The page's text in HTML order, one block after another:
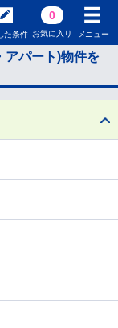
た条件
0
お気に入り メニュー
アパート)物件を